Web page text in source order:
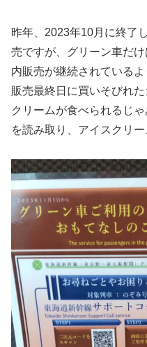
昨年、2023年10月に終了
売ですが、グリーン車だ
内販売が継続されている
販売最終日に買いそびれ
クリームが食べられるじ
を読み取り、アイスクリー